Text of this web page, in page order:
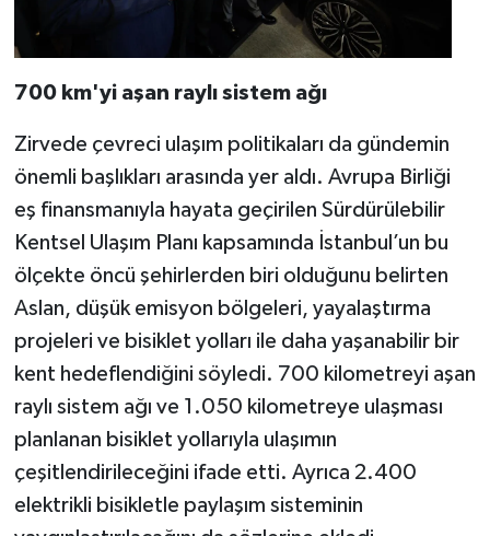
700 km'yi aşan raylı sistem ağı
Zirvede çevreci ulaşım politikaları da gündemin
önemli başlıkları arasında yer aldı. Avrupa Birliği
eş finansmanıyla hayata geçirilen Sürdürülebilir
Kentsel Ulaşım Planı kapsamında İstanbul’un bu
ölçekte öncü şehirlerden biri olduğunu belirten
Aslan, düşük emisyon bölgeleri, yayalaştırma
projeleri ve bisiklet yolları ile daha yaşanabilir bir
kent hedeflendiğini söyledi. 700 kilometreyi aşan
raylı sistem ağı ve 1.050 kilometreye ulaşması
planlanan bisiklet yollarıyla ulaşımın
çeşitlendirileceğini ifade etti. Ayrıca 2.400
elektrikli bisikletle paylaşım sisteminin